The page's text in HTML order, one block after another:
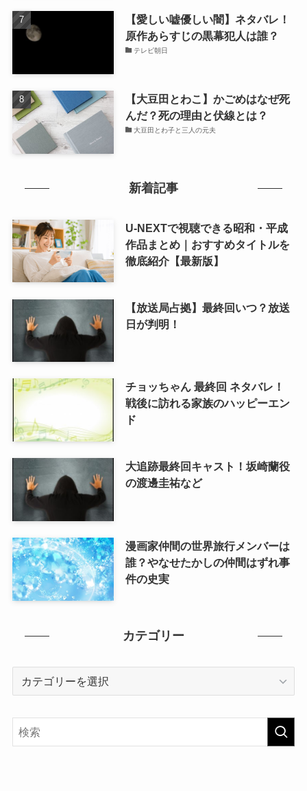
【愛しい嘘優しい闇】ネタバレ！
原作あらすじの黒幕犯人は誰？
テレビ朝日
【大豆田とわこ】かごめはなぜ死
んだ？死の理由と伏線とは？
大豆田とわ子と三人の元夫
新着記事
U-NEXTで視聴できる昭和・平成
作品まとめ｜おすすめタイトルを
徹底紹介【最新版】
【放送局占拠】最終回いつ？放送
日が判明！
チョッちゃん 最終回 ネタバレ！
戦後に訪れる家族のハッピーエン
ド
大追跡最終回キャスト！坂崎蘭役
の渡邊圭祐など
漫画家仲間の世界旅行メンバーは
誰？やなせたかしの仲間はずれ事
件の史実
カテゴリー
リ
ー